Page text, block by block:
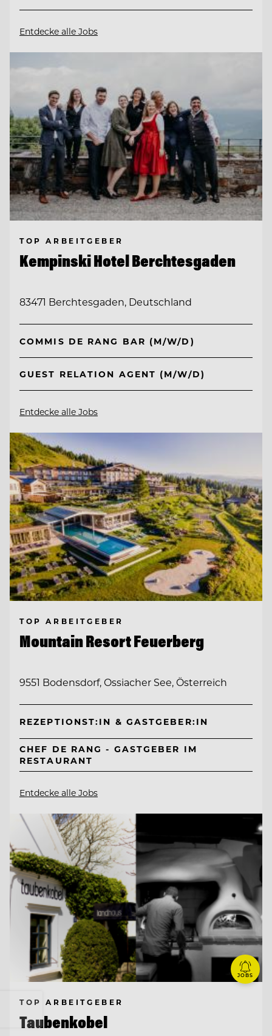
Entdecke alle Jobs
TOP ARBEITGEBER
Kempinski Hotel Berchtesgaden
83471 Berchtesgaden, Deutschland
COMMIS DE RANG BAR (M/W/D)
GUEST RELATION AGENT (M/W/D)
Entdecke alle Jobs
TOP ARBEITGEBER
Mountain Resort Feuerberg
9551 Bodensdorf, Ossiacher See, Österreich
REZEPTIONST:IN & GASTGEBER:IN
CHEF DE RANG - GASTGEBER IM
RESTAURANT
Entdecke alle Jobs
TOP ARBEITGEBER
Taubenkobel
JOBS